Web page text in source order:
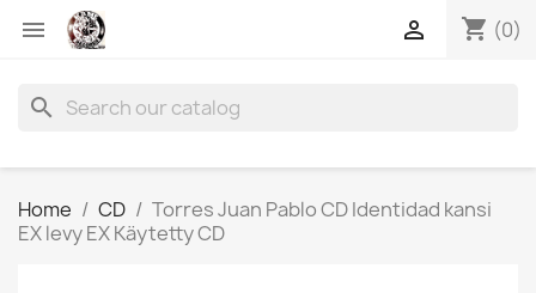
 shopping_cart (0)

search
Home CD
Torres Juan Pablo CD Identidad kansi
EX levy EX Käytetty CD